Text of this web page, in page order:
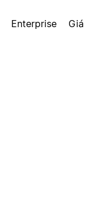
Enterprise Giá